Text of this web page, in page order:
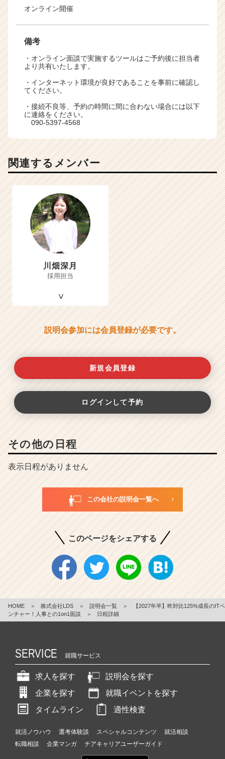
オンライン開催
備考
・オンライン面談で実施するツールはご予約後に担当者
より共有いたします。
・インターネット環境が良好であることを事前に確認し
てください。
・接続不良等、予約の時間に間に合わない場合には以下
に連絡をください。
090-5397-4568
関連するメンバー
川畑深月
採用担当
説明会参加には会員登録が必要です。
新規会員登録
ログインして予約
その他の日程
表示日程がありません
この会社の説明会一覧へ
このページをシェアする
HOME ＞ 株式会社LDS ＞ 説明会一覧 ＞
【2027年卒】昨対比125%成長のITベ
ンチャー！人事との1on1面談
＞ 日程詳細
SERVICE 就職サービス
求人を探す
説明会を探す
企業を探す
就職イベントを探す
タイムライン
適性検査
就活ノウハウ 選考体験談 スペシャルコンテンツ
就活相談
転職相談
企業マンガ チアキャリアユーザーガイド